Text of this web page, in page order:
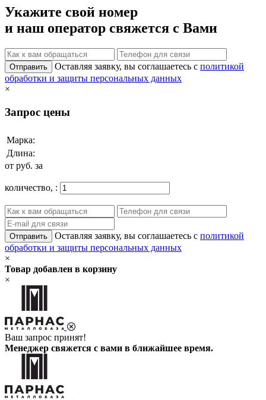
Укажите свой номер
и наш оператор свяжется с Вами
Отправить Оставляя заявку, вы соглашаетесь с политикой
обработки и защиты персональных данных
×
Запрос цены
Марка:
Длина:
от руб. за
количество, :
Отправить Оставляя заявку, вы соглашаетесь с политикой
обработки и защиты персональных данных
×
Товар добавлен в корзину
×
Ваш запрос принят!
Менеджер свяжется с вами в ближайшее время.